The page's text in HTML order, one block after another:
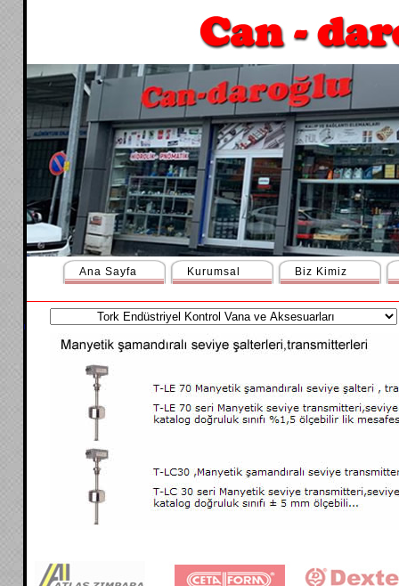
ı
Ana Sayfa Kurumsal Biz Kimiz